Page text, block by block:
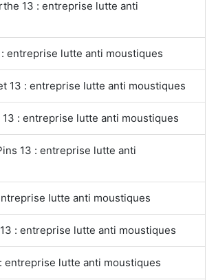
13 : entreprise lutte anti
entreprise lutte anti moustiques
13 : entreprise lutte anti moustiques
: entreprise lutte anti moustiques
13 : entreprise lutte anti
lutte anti moustiques
: entreprise lutte anti moustiques
entreprise lutte anti moustiques